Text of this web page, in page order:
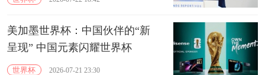
美加墨世界杯：中国伙伴的“新
呈现” 中国元素闪耀世界杯
世界杯 2026-07-21 23:30